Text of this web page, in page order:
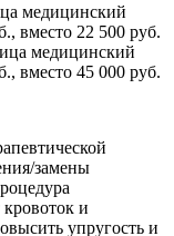
медицинский
вместо 22 500 руб.
медицинский
вместо 45 000 руб.
замены
и
упругость и